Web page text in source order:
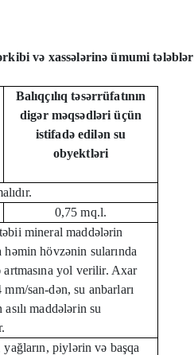
və xassələrinə ümumi tələblər
Balıqçılıq təsərrüfatının
digər məqsədləri üçün
istifadə edilən su
obyektləri
0,75 mq.l.
mineral maddələrin
hövzənin sularında
artmasına yol verilir. Axar
san-dən, su anbarları
maddələrin su
yağların, piylərin və başqa